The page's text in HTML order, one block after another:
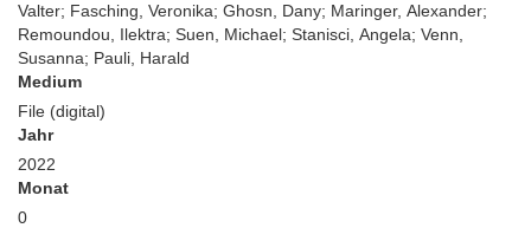
Valter; Fasching, Veronika; Ghosn, Dany; Maringer, Alexander;
Remoundou, Ilektra; Suen, Michael; Stanisci, Angela; Venn,
Susanna; Pauli, Harald
Medium
File (digital)
Jahr
2022
Monat
0